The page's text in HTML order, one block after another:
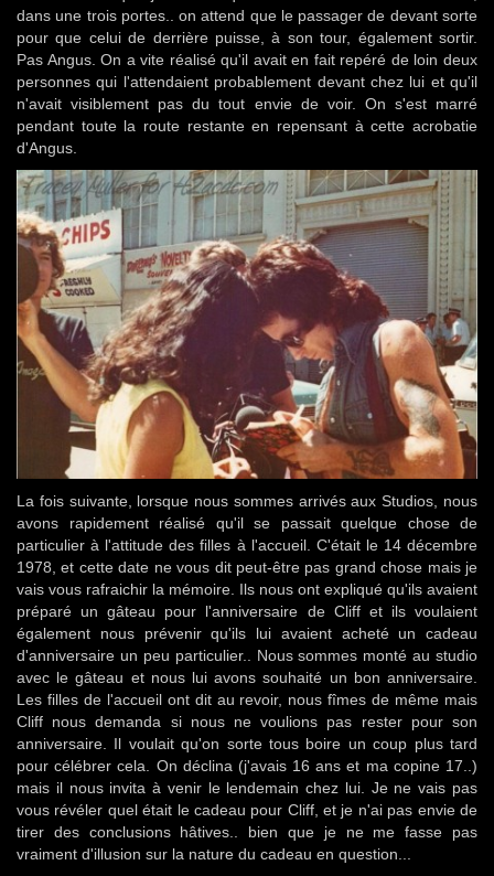
dans une trois portes.. on attend que le passager de devant sorte
pour que celui de derrière puisse, à son tour, également sortir.
Pas Angus. On a vite réalisé qu'il avait en fait repéré de loin deux
personnes qui l'attendaient probablement devant chez lui et qu'il
n'avait visiblement pas du tout envie de voir. On s'est marré
pendant toute la route restante en repensant à cette acrobatie
d'Angus.
La fois suivante, lorsque nous sommes arrivés aux Studios, nous
avons rapidement réalisé qu'il se passait quelque chose de
particulier à l'attitude des filles à l'accueil. C'était le 14 décembre
1978, et cette date ne vous dit peut-être pas grand chose mais je
vais vous rafraichir la mémoire. Ils nous ont expliqué qu'ils avaient
préparé un gâteau pour l'anniversaire de Cliff et ils voulaient
également nous prévenir qu'ils lui avaient acheté un cadeau
d'anniversaire un peu particulier.. Nous sommes monté au studio
avec le gâteau et nous lui avons souhaité un bon anniversaire.
Les filles de l'accueil ont dit au revoir, nous fîmes de même mais
Cliff nous demanda si nous ne voulions pas rester pour son
anniversaire. Il voulait qu'on sorte tous boire un coup plus tard
pour célébrer cela. On déclina (j'avais 16 ans et ma copine 17..)
mais il nous invita à venir le lendemain chez lui. Je ne vais pas
vous révéler quel était le cadeau pour Cliff, et je n'ai pas envie de
tirer des conclusions hâtives.. bien que je ne me fasse pas
vraiment d'illusion sur la nature du cadeau en question...